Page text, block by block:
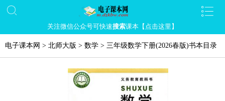
关注微信公众号可快速搜索课本【点击这里】
电子课本网 > 北师大版 > 数学 > 三年级数学下册(2026春版)书本目录